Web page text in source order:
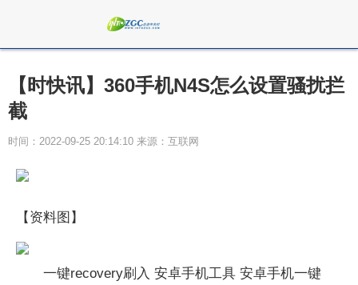
【时快讯】360手机N4S怎么设置骚扰拦
截
时间：2022-09-25 20:14:10 来源：互联网
【资料图】
一键recovery刷入 安卓手机工具 安卓手机一键